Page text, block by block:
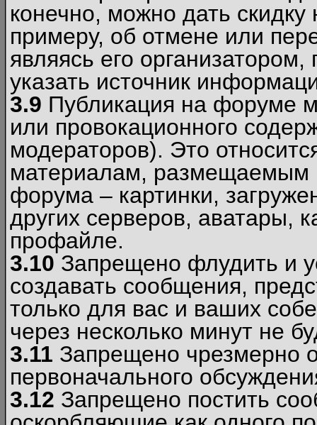
конечно, можно дать
примеру, об отмене или
являясь его
указать источник
3.9 Публикация на форуме
или провокационного
модераторов). Это
материалам, размещаемым
форума – картинки,
других серверов, аватары,
профайле.
3.10 Запрещено флудить и
создавать сообщения,
только для вас и ваших
через несколько минут не
3.11 Запрещено чрезмерно
первоначального
3.12 Запрещено постить